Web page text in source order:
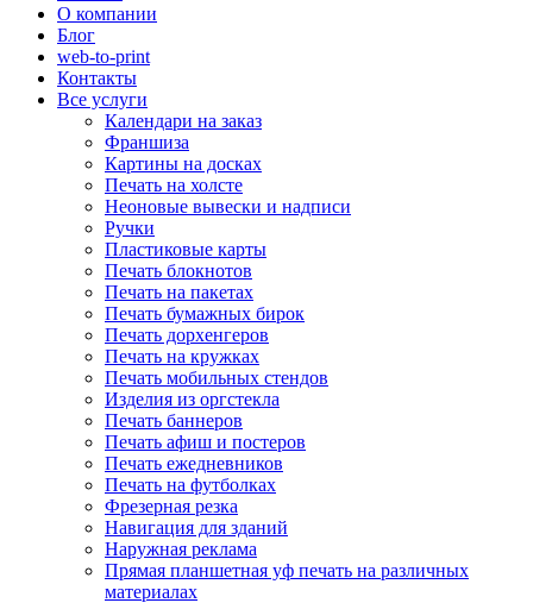
О компании
Блог
web-to-print
Контакты
Все услуги
Календари на заказ
Франшиза
Картины на досках
Печать на холсте
Неоновые вывески и надписи
Ручки
Пластиковые карты
Печать блокнотов
Печать на пакетах
Печать бумажных бирок
Печать дорхенгеров
Печать на кружках
Печать мобильных стендов
Изделия из оргстекла
Печать баннеров
Печать афиш и постеров
Печать ежедневников
Печать на футболках
Фрезерная резка
Навигация для зданий
Наружная реклама
Прямая планшетная уф печать на различных
материалах